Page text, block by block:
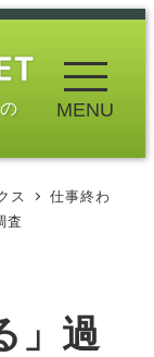
MENU
ス
仕事終わ
査
」過